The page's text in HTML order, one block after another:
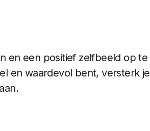
en een positief zelfbeeld op te
en waardevol bent, versterk je